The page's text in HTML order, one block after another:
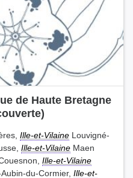
de Haute Bretagne
Ille-et-Vilaine Louvigné-
Ille-et-Vilaine Maen
Ille-et-Vilaine
du-Cormier, Ille-et-